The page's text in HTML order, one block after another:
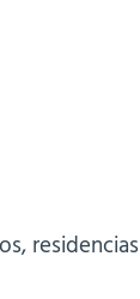
residencias